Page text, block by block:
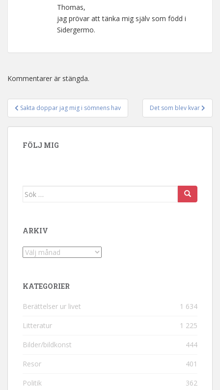
Thomas,
jag prövar att tänka mig själv som född i
Sidergermo.
Kommentarer är stängda.
Inläggsnavigering
Sakta doppar jag mig i sömnens hav Det som blev kvar
FÖLJ MIG
Sök efter:
ARKIV
Arkiv
KATEGORIER
Berättelser ur livet 1 634
Litteratur 1 225
Bilder/bildkonst 444
Resor 401
Politik 362